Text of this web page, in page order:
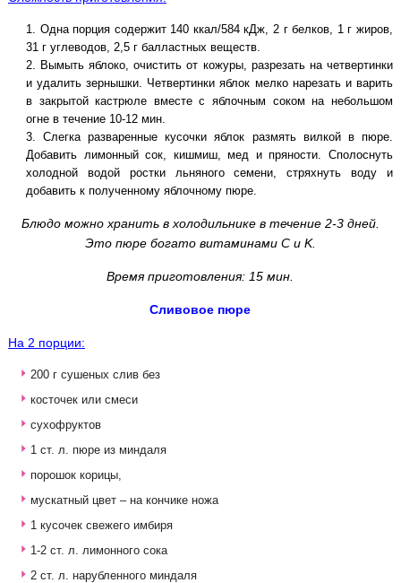
Одна порция содержит 140 ккал/584 кДж, 2 г белков, 1 г жиров,
31 г углеводов, 2,5 г балластных веществ.
Вымыть яблоко, очистить от кожуры, разрезать на четвертинки
и удалить зернышки. Четвертинки яблок мелко нарезать и варить
в закрытой кастрюле вместе с яблочным соком на небольшом
огне в течение 10-12 мин.
Слегка разваренные кусочки яблок размять вилкой в пюре.
Добавить лимонный сок, кишмиш, мед и пряности. Сполоснуть
холодной водой ростки льняного семени, стряхнуть воду и
добавить к полученному яблочному пюре.
Блюдо можно хранить в холодильнике в течение 2-3 дней.
Это пюре богато витаминами C и K.
Время приготовления: 15 мин.
Сливовое пюре
На 2 порции:
200 г сушеных слив без
косточек или смеси
сухофруктов
1 ст. л. пюре из миндаля
порошок корицы,
мускатный цвет – на кончике ножа
1 кусочек свежего имбиря
1-2 ст. л. лимонного сока
2 ст. л. нарубленного миндаля